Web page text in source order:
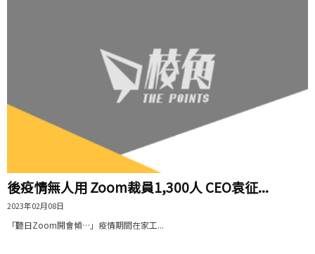
後疫情無人用 Zoom裁員1,300人 CEO袁征...
2023年02月08日
「聽日Zoom開會傾…」疫情期間在家工...